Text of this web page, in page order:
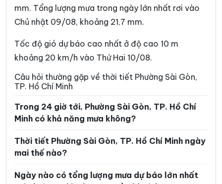
Phường Đông Hưng Thuận Phường Đức Nhuận
Phường Gia Định Phường Gò Vấp
Phường Hạnh Thông Phường Hiệp Bình
Phường Khánh Hội
Phường Linh Xuân Phường Long Bình
Phường Long Hương Phường Long Nguyên
Phường Long Phước Phường Long Trường
Phường Minh Phụng Phường Nhiêu Lộc
mm. Tổng lượng mưa trong ngày lớn nhất rơi vào
Chủ nhật 09/08, khoảng 21,7 mm.
Tốc độ gió dự báo cao nhất ở độ cao 10 m
khoảng 20 km/h vào Thứ Hai 10/08.
Câu hỏi thường gặp về thời tiết Phường Sài Gòn,
TP. Hồ Chí Minh
Trong 24 giờ tới, Phường Sài Gòn, TP. Hồ Chí
Minh có khả năng mưa không?
Thời tiết Phường Sài Gòn, TP. Hồ Chí Minh ngày
mai thế nào?
Ngày nào có tổng lượng mưa dự báo lớn nhất